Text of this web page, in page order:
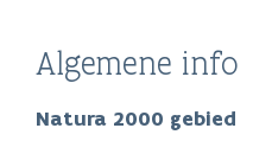
Algemene info
Natura 2000 gebied